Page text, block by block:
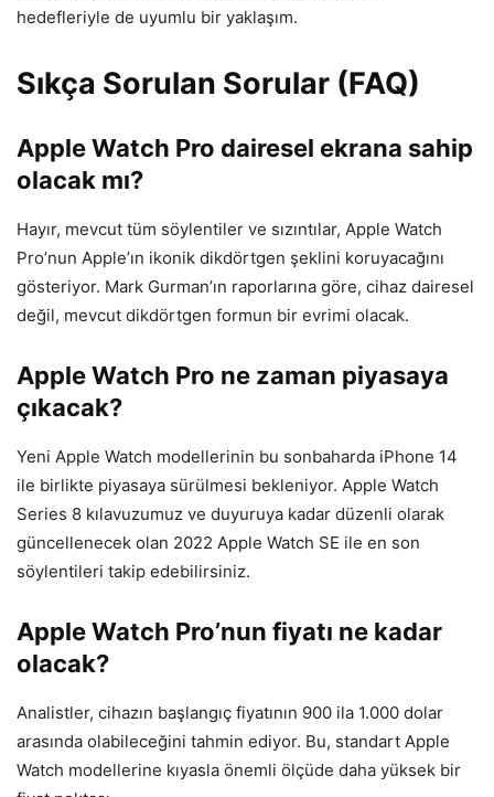
hedefleriyle de uyumlu bir yaklaşım.
Sıkça Sorulan Sorular (FAQ)
Apple Watch Pro dairesel ekrana sahip
olacak mı?
Hayır, mevcut tüm söylentiler ve sızıntılar, Apple Watch
Pro’nun Apple’ın ikonik dikdörtgen şeklini koruyacağını
gösteriyor. Mark Gurman’ın raporlarına göre, cihaz dairesel
değil, mevcut dikdörtgen formun bir evrimi olacak.
Apple Watch Pro ne zaman piyasaya
çıkacak?
Yeni Apple Watch modellerinin bu sonbaharda iPhone 14
ile birlikte piyasaya sürülmesi bekleniyor. Apple Watch
Series 8 kılavuzumuz ve duyuruya kadar düzenli olarak
güncellenecek olan 2022 Apple Watch SE ile en son
söylentileri takip edebilirsiniz.
Apple Watch Pro’nun fiyatı ne kadar
olacak?
Analistler, cihazın başlangıç fiyatının 900 ila 1.000 dolar
arasında olabileceğini tahmin ediyor. Bu, standart Apple
Watch modellerine kıyasla önemli ölçüde daha yüksek bir